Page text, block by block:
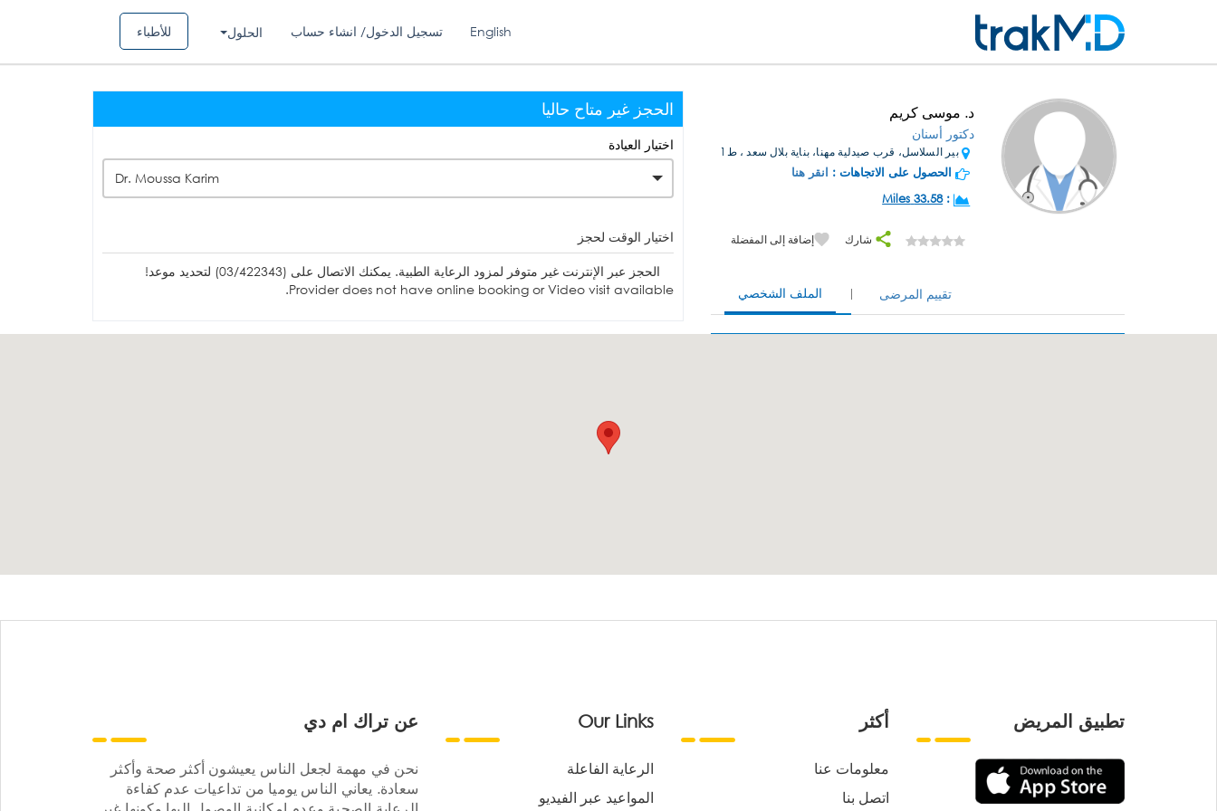
للأطباء الحلول تسجيل الدخول/ انشاء حساب English
د. موسى كريم
دكتور أسنان
بير السلاسل، قرب صيدلية مهنا، بناية بلال سعد ، ط1
الحصول على الاتجاهات : انقر هنا
:
33.58 Miles
شارك إضافة إلى المفضلة
الملف الشخصي تقييم المرضى
الحجز غير متاح حاليا
اختيار العيادة
Dr. Moussa Karim
اختيار الوقت لحجز
الحجز عبر الإنترنت غير متوفر لمزود الرعاية الطبية. يمكنك الاتصال على (03/422343) لتحديد موعد!
Provider does not have online booking or Video visit available.
عن تراك ام دي
نحن في مهمة لجعل الناس يعيشون أكثر صحة وأكثر
سعادة. يعاني الناس يوميا من تداعيات عدم كفاءة
Our Links
الرعاية الفاعلة
المواعيد عبر الفيديو
أكثر
معلومات عنا
اتصل بنا
تطبيق المريض